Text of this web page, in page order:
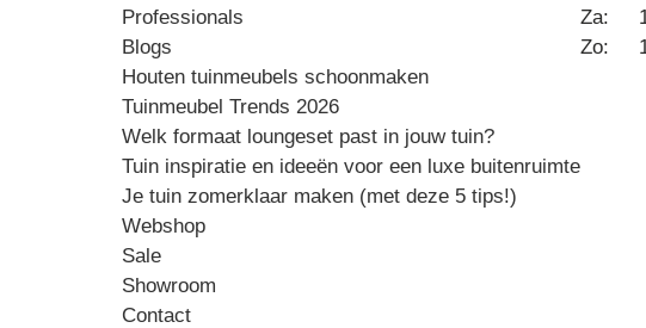
Professionals
Blogs
Houten tuinmeubels schoonmaken
Tuinmeubel Trends 2026
Welk formaat loungeset past in jouw tuin?
Tuin inspiratie en ideeën voor een luxe buitenruimte
Je tuin zomerklaar maken (met deze 5 tips!)
Webshop
Sale
Showroom
Contact
Za:
Zo: